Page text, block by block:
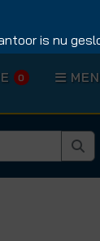
is nu
0